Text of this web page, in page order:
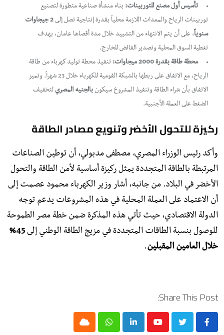
تأسيس أول مصنع للتوربينات: بناء منشأة صناعية متطورة لتصنيع
توربينات الرياح والمعدات اللازمة محلياً بقدرة إنتاجية تصل إلى
2 جيجاوات
سنوياً، على أن يتم الانتهاء من التشييد خلال مدة أقصاها عامان، بهدف
تغطية السوق المحلية وتصدير الفائض للخارج.
محطة طاقة بقدرة 2000 ميجاوات:
تنفيذ محطة توليد كهرباء من طاقة
الرياح، مع الاتفاق على ربطها بالشبكة القومية للكهرباء خلال 23 شهراً. وتميز
الاتفاق بأن شراء الطاقة وتنفيذ المشروع سيكون بالجنيه المصريلتخفيف
الضغط على العملة الأجنبية.
​ركيزة للتحول الأخضر وتنويع مصادر الطاقة
​وأكد رئيس الوزراء المصري، مصطفى مدبولي، أن توطين الصناعات
المرتبطة بالطاقة المتجددة يمثل ركيزة أساسية لأمن الطاقة والتحول
الأخضر في البلاد. من جانبه، أشار وزير الكهرباء محمود عصمت إلى
أن الاعتماد على العملة المحلية في هذه المشروعات يدعم توجه
الدولة الاقتصادي، حيث تأتي هذه المذكرة ضمن خطة مصر الطموحة
للوصول بنسبة الطاقات المتجددة في مزيج الطاقة الوطني إلى
45%
خلال العامين المقبلين.
Share This Post:
Youtube
LinkedIn
Whatsapp
Cloud